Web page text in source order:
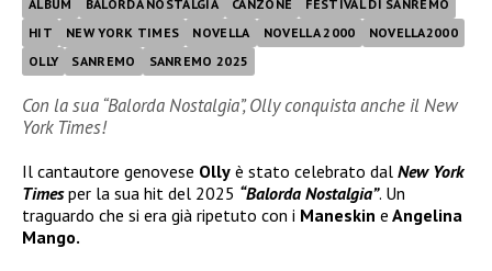
ALBUM BALORDA NOSTALGIA CANZONE
FESTIVAL DI SANREMO
HIT
NEW YORK TIMES NOVELLA NOVELLA 2000
NOVELLA2000
OLLY
SANREMO SANREMO 2025
Con la sua “Balorda Nostalgia”, Olly conquista anche il New
York Times!
Il cantautore genovese Olly è stato celebrato dal New York
Timesper la sua hit del 2025 “Balorda Nostalgia”. Un
traguardo che si era già ripetuto con i Maneskin e Angelina
Mango.